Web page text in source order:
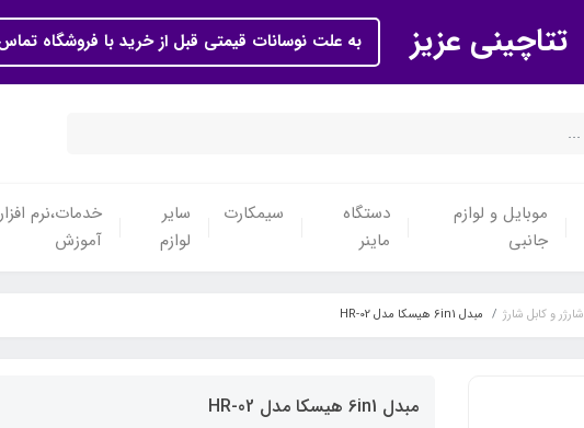
تتاچینی عزیز به علت نوسانات قیمتی قبل از خرید با فروشگاه
موبایل و لوازم
جانبی
دستگاه
ماینر
سیمکارت
سایر
لوازم
خدمات،نرم
آموزش
شارژر و کابل شارژ مبدل 6in1 هیسکا مدل HR-02
مبدل 6in1 هیسکا مدل HR-02